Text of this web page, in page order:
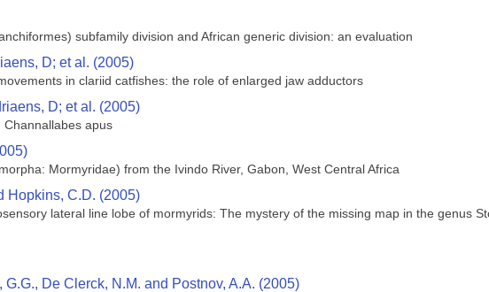
subfamily division and African generic division: an evaluation
D; et al. (2005)
in clariid catfishes: the role of enlarged jaw adductors
D; et al. (2005)
Channallabes apus
Mormyridae) from the Ivindo River, Gabon, West Central Africa
Hopkins, C.D. (2005)
lateral line lobe of mormyrids: The mystery of the missing map in the genus
De Clerck, N.M. and Postnov, A.A. (2005)